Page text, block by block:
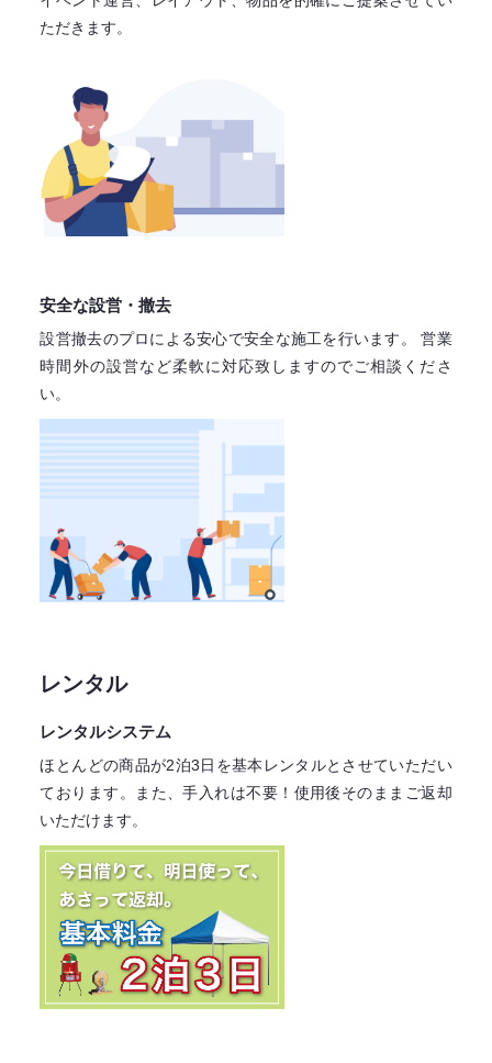
ただきます。
安全な設営・撤去
設営撤去のプロによる安心で安全な施工を行います。
営業
時間外の設営など柔軟に対応致しますのでご相談くださ
い。
レンタル
レンタルシステム
ほとんどの商品が2泊3日を基本レンタルとさせていただい
ております。
また、手入れは不要！ 使用後そのままご返却
いただけます。